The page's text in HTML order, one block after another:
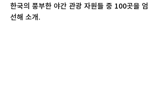
한국의 풍부한 야간 관광 자원들 중 100곳을 엄
선해 소개.